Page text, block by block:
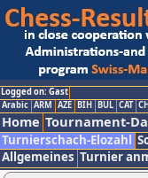
Logged on: Gast
Arabic ARM AZE BIH BUL CAT
Home Tournament-
Turnierschach-Elozahl
Allgemeines Turnier